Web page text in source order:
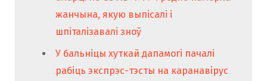
жанчына, якую выпісалі і
шпіталізавалі зноў
У бальніцы хуткай дапамогі пачалі
рабіць экспрэс-тэсты на каранавірус